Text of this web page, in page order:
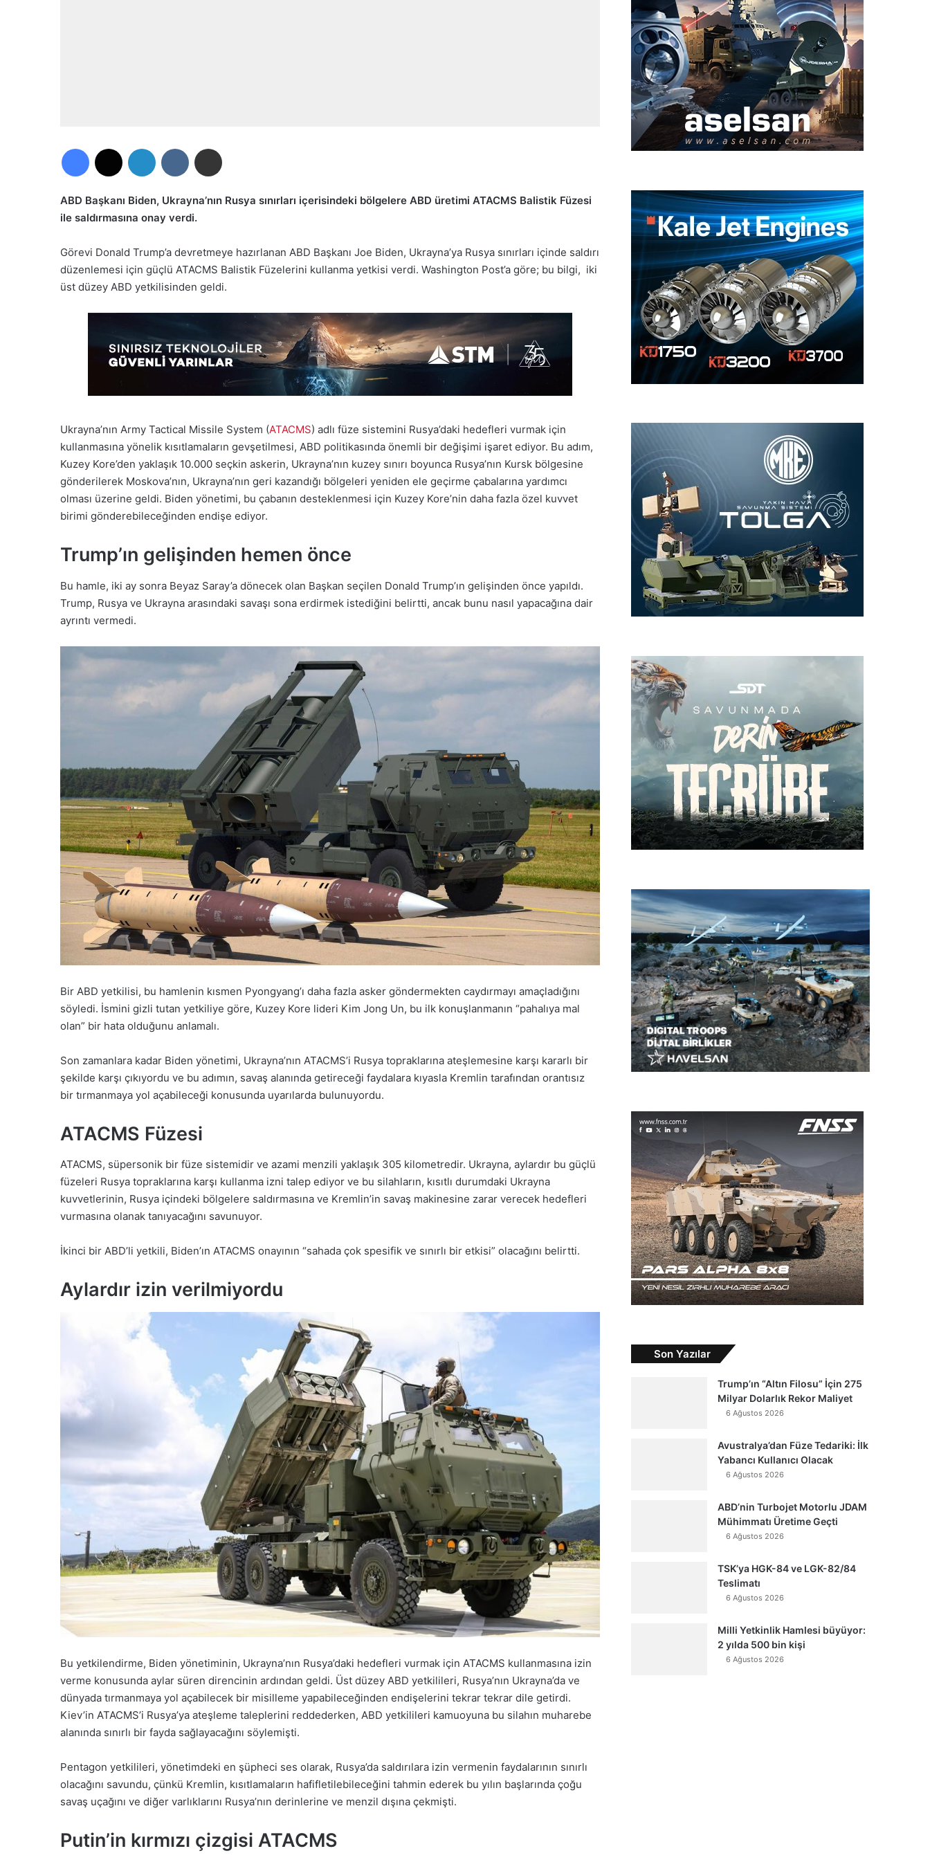
ABD Başkanı Biden, Ukrayna’nın Rusya sınırları içerisindeki bölgelere ABD üretimi ATACMS Balistik Füzesi
ile saldırmasına onay verdi.
Görevi Donald Trump’a devretmeye hazırlanan ABD Başkanı Joe Biden, Ukrayna’ya Rusya sınırları içinde saldırı
düzenlemesi için güçlü ATACMS Balistik Füzelerini kullanma yetkisi verdi. Washington Post’a göre; bu bilgi, iki
üst düzey ABD yetkilisinden geldi.
Ukrayna’nın Army Tactical Missile System (ATACMS) adlı füze sistemini Rusya’daki hedefleri vurmak için
kullanmasına yönelik kısıtlamaların gevşetilmesi, ABD politikasında önemli bir değişimi işaret ediyor. Bu adım,
Kuzey Kore’den yaklaşık 10.000 seçkin askerin, Ukrayna’nın kuzey sınırı boyunca Rusya’nın Kursk bölgesine
gönderilerek Moskova’nın, Ukrayna’nın geri kazandığı bölgeleri yeniden ele geçirme çabalarına yardımcı
olması üzerine geldi. Biden yönetimi, bu çabanın desteklenmesi için Kuzey Kore’nin daha fazla özel kuvvet
birimi gönderebileceğinden endişe ediyor.
Trump’ın gelişinden hemen önce
Bu hamle, iki ay sonra Beyaz Saray’a dönecek olan Başkan seçilen Donald Trump’ın gelişinden önce yapıldı.
Trump, Rusya ve Ukrayna arasındaki savaşı sona erdirmek istediğini belirtti, ancak bunu nasıl yapacağına dair
ayrıntı vermedi.
Bir ABD yetkilisi, bu hamlenin kısmen Pyongyang’ı daha fazla asker göndermekten caydırmayı amaçladığını
söyledi. İsmini gizli tutan yetkiliye göre, Kuzey Kore lideri Kim Jong Un, bu ilk konuşlanmanın “pahalıya mal
olan” bir hata olduğunu anlamalı.
Son zamanlara kadar Biden yönetimi, Ukrayna’nın ATACMS’i Rusya topraklarına ateşlemesine karşı kararlı bir
şekilde karşı çıkıyordu ve bu adımın, savaş alanında getireceği faydalara kıyasla Kremlin tarafından orantısız
bir tırmanmaya yol açabileceği konusunda uyarılarda bulunuyordu.
ATACMS Füzesi
ATACMS, süpersonik bir füze sistemidir ve azami menzili yaklaşık 305 kilometredir. Ukrayna, aylardır bu güçlü
füzeleri Rusya topraklarına karşı kullanma izni talep ediyor ve bu silahların, kısıtlı durumdaki Ukrayna
kuvvetlerinin, Rusya içindeki bölgelere saldırmasına ve Kremlin’in savaş makinesine zarar verecek hedefleri
vurmasına olanak tanıyacağını savunuyor.
İkinci bir ABD’li yetkili, Biden’ın ATACMS onayının “sahada çok spesifik ve sınırlı bir etkisi” olacağını belirtti.
Aylardır izin verilmiyordu
Bu yetkilendirme, Biden yönetiminin, Ukrayna’nın Rusya’daki hedefleri vurmak için ATACMS kullanmasına izin
verme konusunda aylar süren direncinin ardından geldi. Üst düzey ABD yetkilileri, Rusya’nın Ukrayna’da ve
dünyada tırmanmaya yol açabilecek bir misilleme yapabileceğinden endişelerini tekrar tekrar dile getirdi.
Kiev’in ATACMS’i Rusya’ya ateşleme taleplerini reddederken, ABD yetkilileri kamuoyuna bu silahın muharebe
alanında sınırlı bir fayda sağlayacağını söylemişti.
Pentagon yetkilileri, yönetimdeki en şüpheci ses olarak, Rusya’da saldırılara izin vermenin faydalarının sınırlı
olacağını savundu, çünkü Kremlin, kısıtlamaların hafifletilebileceğini tahmin ederek bu yılın başlarında çoğu
savaş uçağını ve diğer varlıklarını Rusya’nın derinlerine ve menzil dışına çekmişti.
Putin’in kırmızı çizgisi ATACMS
Son Yazılar
Trump’ın “Altın Filosu” İçin 275
Milyar Dolarlık Rekor Maliyet
6 Ağustos 2026
Avustralya’dan Füze Tedariki: İlk
Yabancı Kullanıcı Olacak
6 Ağustos 2026
ABD’nin Turbojet Motorlu JDAM
Mühimmatı Üretime Geçti
6 Ağustos 2026
TSK’ya HGK-84 ve LGK-82/84
Teslimatı
6 Ağustos 2026
Milli Yetkinlik Hamlesi büyüyor:
2 yılda 500 bin kişi
6 Ağustos 2026